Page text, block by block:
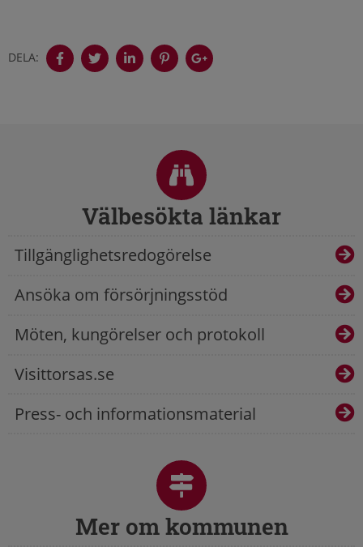
DELA:
Välbesökta länkar
Tillgänglighetsredogörelse
Ansöka om försörjningsstöd
Möten, kungörelser och protokoll
Visittorsas.se
Press- och informationsmaterial
Mer om kommunen